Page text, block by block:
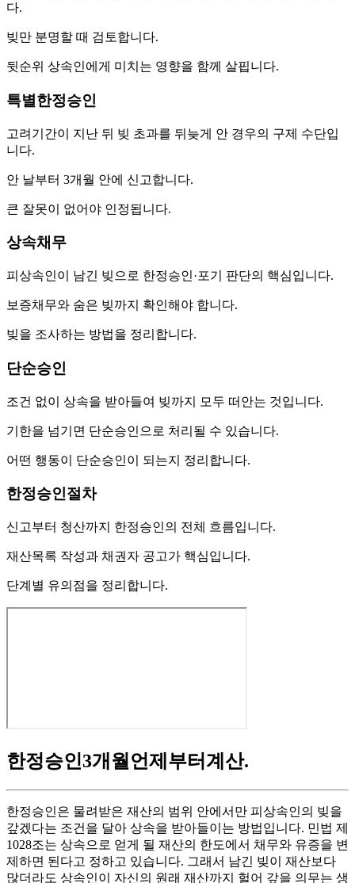
다.
빚만 분명할 때 검토합니다.
뒷순위 상속인에게 미치는 영향을 함께 살핍니다.
특별한정승인
고려기간이 지난 뒤 빚 초과를 뒤늦게 안 경우의 구제 수단입
니다.
안 날부터 3개월 안에 신고합니다.
큰 잘못이 없어야 인정됩니다.
상속채무
피상속인이 남긴 빚으로 한정승인·포기 판단의 핵심입니다.
보증채무와 숨은 빚까지 확인해야 합니다.
빚을 조사하는 방법을 정리합니다.
단순승인
조건 없이 상속을 받아들여 빚까지 모두 떠안는 것입니다.
기한을 넘기면 단순승인으로 처리될 수 있습니다.
어떤 행동이 단순승인이 되는지 정리합니다.
한정승인절차
신고부터 청산까지 한정승인의 전체 흐름입니다.
재산목록 작성과 채권자 공고가 핵심입니다.
단계별 유의점을 정리합니다.
한정승인3개월언제부터계산.
한정승인은 물려받은 재산의 범위 안에서만 피상속인의 빚을
갚겠다는 조건을 달아 상속을 받아들이는 방법입니다. 민법 제
1028조는 상속으로 얻게 될 재산의 한도에서 채무와 유증을 변
제하면 된다고 정하고 있습니다. 그래서 남긴 빚이 재산보다
많더라도 상속인이 자신의 원래 재산까지 헐어 갚을 의무는 생